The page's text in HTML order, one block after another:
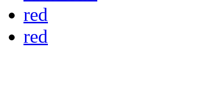
red
red